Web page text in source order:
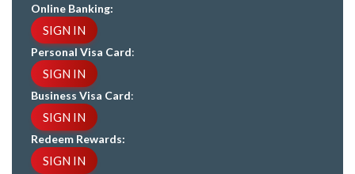
Online Banking:
SIGN IN
Personal Visa Card:
SIGN IN
Business Visa Card:
SIGN IN
Redeem Rewards:
SIGN IN